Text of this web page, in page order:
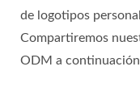
de logotipos
Compartiremos
ODM a